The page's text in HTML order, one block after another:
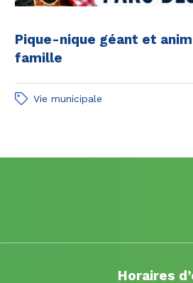
Pique-nique géant et
famille
Vie municipale
Horaires